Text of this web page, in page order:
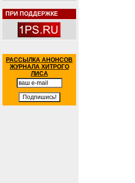
ПРИ ПОДДЕРЖКЕ
РАССЫЛКА АНОНСОВ
ЖУРНАЛА ХИТРОГО
ЛИСА